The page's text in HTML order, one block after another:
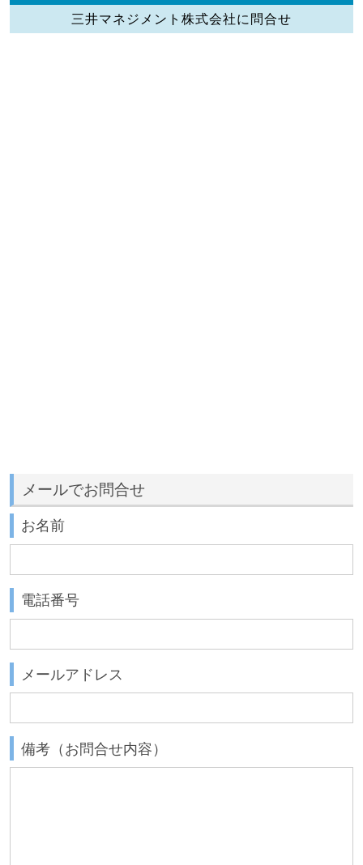
三井マネジメント株式会社に問合せ
メールでお問合せ
お名前
電話番号
メールアドレス
備考（お問合せ内容）